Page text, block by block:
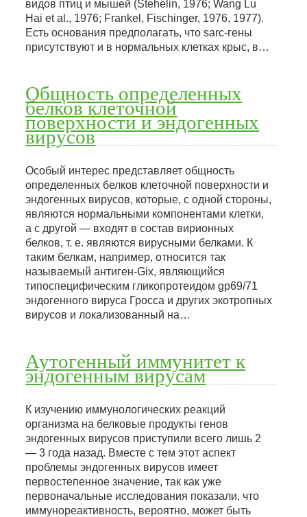
видов птиц и мышей (Stehelin, 1976; Wang Lu
Hai et al., 1976; Frankel, Fischinger, 1976, 1977).
Есть основания предполагать, что sarc-гены
присутствуют и в нормальных клетках крыс, в…
Общность определенных
белков клеточной
поверхности и эндогенных
вирусов
Особый интерес представляет общность
определенных белков клеточной поверхности и
эндогенных вирусов, которые, с одной стороны,
являются нормальными компонентами клетки,
а с другой — входят в состав вирионных
белков, т. е. являются вирусными белками. К
таким белкам, например, относится так
называемый антиген-Gix, являющийся
типоспецифическим гликопротеидом gp69/71
эндогенного вируса Гросса и других экотропных
вирусов и локализованный на…
Аутогенный иммунитет к
эндогенным вирусам
К изучению иммунологических реакций
организма на белковые продукты генов
эндогенных вирусов приступили всего лишь 2
— 3 года назад. Вместе с тем этот аспект
проблемы эндогенных вирусов имеет
первостепенное значение, так как уже
первоначальные исследования показали, что
иммунореактивность, вероятно, может быть